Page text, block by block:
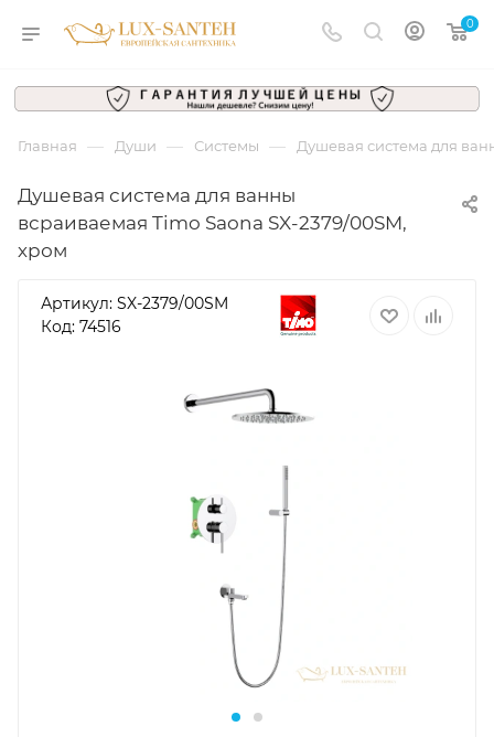
0
Главная — Души — Системы — Душевая система для
Душевая система для ванны
всраиваемая Timo Saona SX-2379/00SM,
хром
Артикул: SX-2379/00SM
Код: 74516